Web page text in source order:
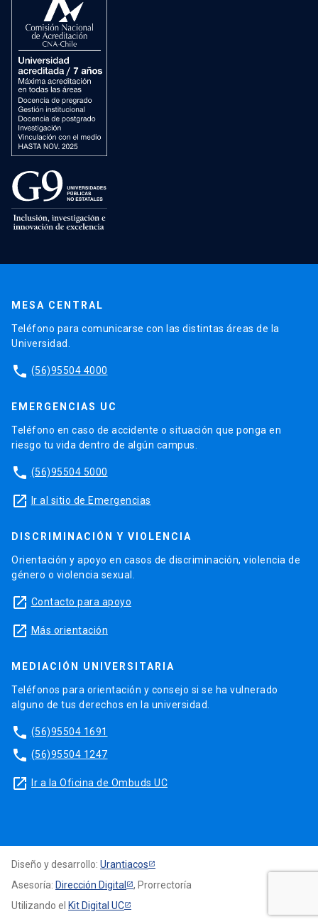
MESA CENTRAL
Teléfono para comunicarse con las distintas áreas de la
Universidad.
phone (56)95504 4000
EMERGENCIAS UC
Teléfono en caso de accidente o situación que ponga en
riesgo tu vida dentro de algún campus.
phone (56)95504 5000
launch Ir al sitio de Emergencias
DISCRIMINACIÓN Y VIOLENCIA
Orientación y apoyo en casos de discriminación, violencia de
género o violencia sexual.
launch Contacto para apoyo
launch Más orientación
MEDIACIÓN UNIVERSITARIA
Teléfonos para orientación y consejo si se ha vulnerado
alguno de tus derechos en la universidad.
phone (56)95504 1691
phone (56)95504 1247
launch Ir a la Oficina de Ombuds UC
Diseño y desarrollo: Urantiacos
Asesoría: Dirección Digital
, Prorrectoría
Utilizando el Kit Digital UC